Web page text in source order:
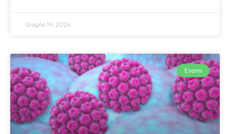
Giugno 19, 2026
Esami